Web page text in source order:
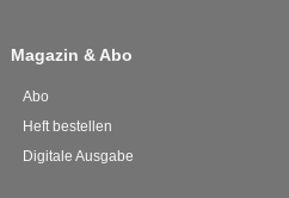
Magazin & Abo
Abo
Heft bestellen
Digitale Ausgabe